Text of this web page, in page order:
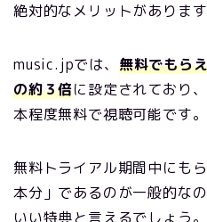
絶対的なメリットがあります
music.jpでは、 無料でもら
の約３倍に設定されており
本程度無料で視聴可能です。
無料トライアル期間中にも
本分」であるのが一般的な
いい特典と言えるでしょう。